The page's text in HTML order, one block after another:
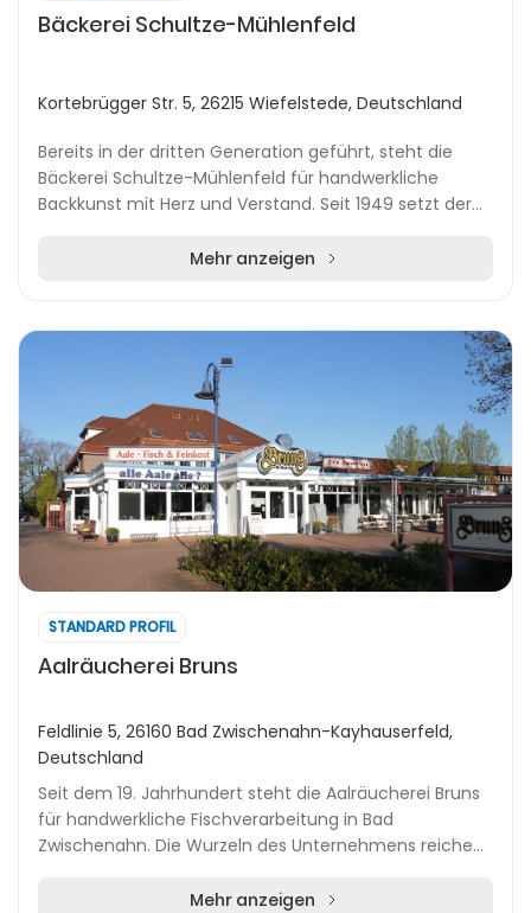
Bäckerei Schultze-Mühlenfeld
Kortebrügger Str. 5, 26215 Wiefelstede, Deutschland
Bereits in der dritten Generation geführt, steht die
Bäckerei Schultze-Mühlenfeld für handwerkliche
Backkunst mit Herz und Verstand. Seit 1949 setzt der
Mehr anzeigen
STANDARD PROFIL
Aalräucherei Bruns
Feldlinie 5, 26160 Bad Zwischenahn-Kayhauserfeld,
Deutschland
Seit dem 19. Jahrhundert steht die Aalräucherei Bruns
für handwerkliche Fischverarbeitung in Bad
Zwischenahn. Die Wurzeln des Unternehmens reichen
Mehr anzeigen